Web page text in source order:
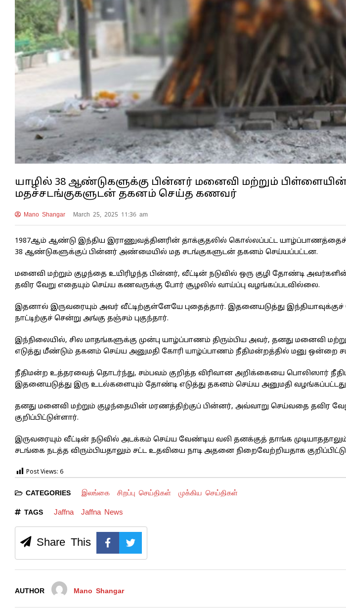
யாழில் 38 ஆண்டுகளுக்கு பின்னர் மனைவி மற்றும்
மதச்சடங்குகளுடன் தகனம் செய்த கணவர்
Mano Shangar March 25, 2025 11:36 am
1987ஆம் ஆண்டு இந்திய இராணுவத்தினரின் தாக்குதலில் கொல்லப்பட்ட
38 ஆண்டுகளுக்குப் பின்னர் அண்மையில் மத சடங்குகளுடன் தகனம் செய்யப்பட்டன.
மனைவி மற்றும் குழந்தை உயிரிழந்த பின்னர், வீட்டின் நடுவில் ஒரு குழி தோண்டி
தவிர வேறு எதையும் செய்ய கணவருக்கு போர் சூழலில் வாய்ப்பு வழங்கப்படவில்லை.
இதனால் இருவரையும் அவர் வீட்டிற்குள்ளேயே புதைத்தார். இதனையடுத்து
நாட்டிற்குச் சென்று அங்கு தஞ்சம் புகுந்தார்.
இந்நிலையில், சில மாதங்களுக்கு முன்பு யாழ்ப்பாணம் திரும்பிய அவர், தனது மனைவி
எடுத்து மீண்டும் தகனம் செய்ய அனுமதி கோரி யாழ்ப்பாணம் நீதிமன்றத்தில் மனு ஒன்றை
நீதிமன்ற உத்தரவைத் தொடர்ந்து, சம்பவம் குறித்த விரிவான அறிக்கையை பொலிஸார்
இதனையடுத்து இரு உடல்களையும் தோண்டி எடுத்து தகனம் செய்ய அனுமதி
தனது மனைவி மற்றும் குழந்தையின் மரணத்திற்குப் பின்னர், அவ்வாறு செய்வதை தவிர
குறிப்பிட்டுள்ளார்.
இருவரையும் வீட்டின் நடுவில் அடக்கம் செய்ய வேண்டிய வலி தனக்குத் தாங்க
சடங்கை நடத்த விரும்பியதாலும் சட்ட உதவியை நாடி அதனை நிறைவேற்றியதாக
Post Views: 6
CATEGORIES இலங்கை சிறப்பு செய்திகள் முக்கிய செய்திகள்
TAGS Jaffna Jaffna News
Share This
AUTHOR Mano Shangar